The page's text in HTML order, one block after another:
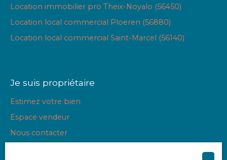
Location immobilier pro Theix-Noyalo (56450)
Location local commercial Ploeren (56880)
Location local commercial Saint-Marcel (56140)
Je suis propriétaire
Estimez votre bien
Espace vendeur
Nous contacter